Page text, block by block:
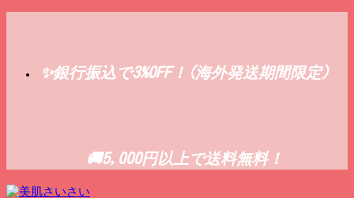
✨銀行振込で3%OFF！(海外発送期間限定)
🚚5,000円以上で送料無料！